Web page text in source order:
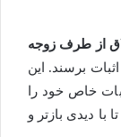
از طرف زوجه
برسند. این
خاص خود را
دیدی بازتر و